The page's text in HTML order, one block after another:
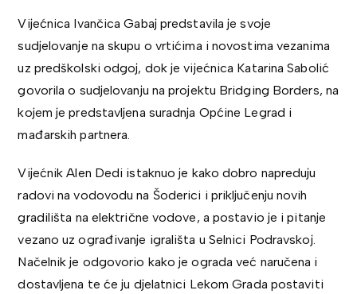
Vijećnica Ivančica Gabajpredstavila je svoje
sudjelovanje na skupu o vrtićima i novostima vezanima
uz predškolski odgoj, dok je vijećnica Katarina Sabolić
govorila o sudjelovanju na projektu Bridging Borders, na
kojem je predstavljena suradnja Općine Legrad i
mađarskih partnera.
VijećnikAlen Dedi istaknuo je kako dobro napreduju
radovi na vodovodu na Šoderici i priključenju novih
gradilišta na električne vodove, a postavio je i pitanje
vezano uz ograđivanje igrališta u Selnici Podravskoj.
Načelnik je odgovorio kako je ograda već naručena i
dostavljena te će ju djelatnici Lekom Grada postaviti